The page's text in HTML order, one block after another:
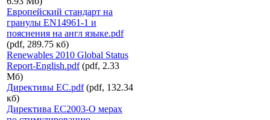
Европейский стандарт на
гранулы EN14961-1 и
пояснения на англ языке.pdf
(pdf, 289.75 кб)
Renewables 2010 Global Status
Report-English.pdf(pdf, 2.33
Мб)
Директивы ЕС.pdf(pdf, 132.34
кб)
Директива ЕС2003-О мерах